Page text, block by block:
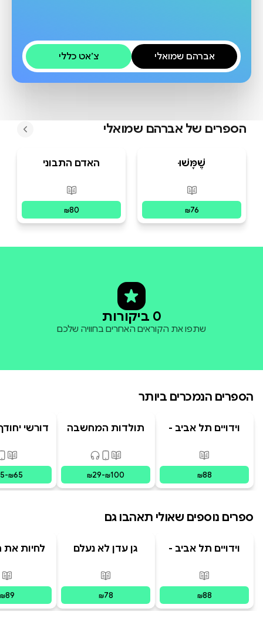
אברהם שמואלי צ׳אט כללי
הספרים של אברהם שמואלי
שֶׁמָּשׁוּ
פורמטים זמינים
₪76
האדם התבוני
פורמטים זמינים
₪80
0 ביקורות
שתפו את הקוראים האחרים בחוויה שלכם
הספרים הנמכרים ביותר
וידויים תל אביב -
פורמטים זמינים
מודפס
₪88
תולדות המחשבה
פורמטים זמינים
מודפס,
₪29-₪100
דורשי
-₪65
ספרים נוספים שאולי תאהבו גם
וידויים תל אביב -
פורמטים זמינים
מודפס
₪88
גן עדן לא נעלם
פורמטים זמינים מודפס
₪78
לחיות את
₪89